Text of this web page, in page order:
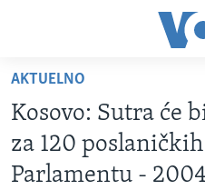
glavni
sadržaj
na
glavnu
FOTOGRAFIJE DANA
AKTUELNO
Kosovo: Sutra će
za 120
Parlamentu -